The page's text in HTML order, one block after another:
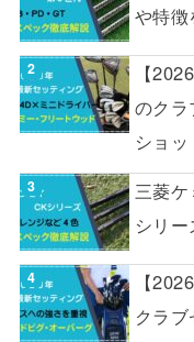
や特徴
【
のク
ショ
三菱
シリ
【
クラ